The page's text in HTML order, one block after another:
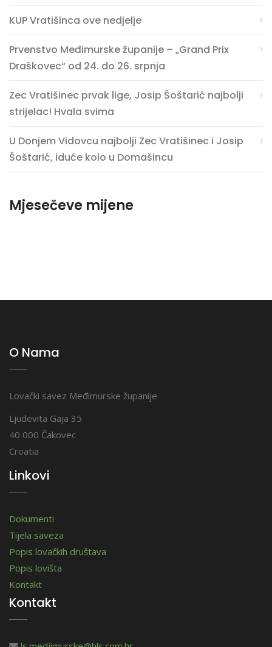
KUP Vratišinca ove nedjelje
Prvenstvo Međimurske županije – „Grand Prix
Draškovec“ od 24. do 26. srpnja
Zec Vratišinec prvak lige, Josip Šoštarić najbolji
strijelac! Hvala svima
U Donjem Vidovcu najbolji Zec Vratišinec i Josip
Šoštarić, iduće kolo u Domašincu
Mjesečeve mijene
O Nama
Lovački savez Međimurske županije
Ljudevita Gaja 35
40 000 Čakovec
Croatia
Linkovi
Dokumenti
Tijela saveza
Popis lovačkih društava
Popis lovišta
Kontakt
Kontakt